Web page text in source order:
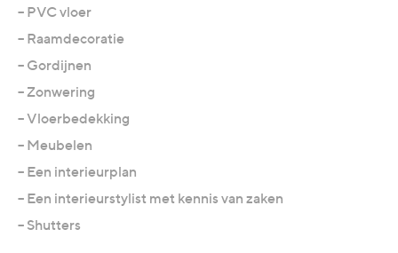
– PVC vloer
– Raamdecoratie
– Gordijnen
– Zonwering
– Vloerbedekking
– Meubelen
– Een interieurplan
– Een interieurstylist met kennis van zaken
– Shutters